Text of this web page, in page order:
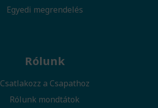
Egyedi megrendelés
Rólunk
Csatlakozz a Csapathoz
Rólunk mondtátok